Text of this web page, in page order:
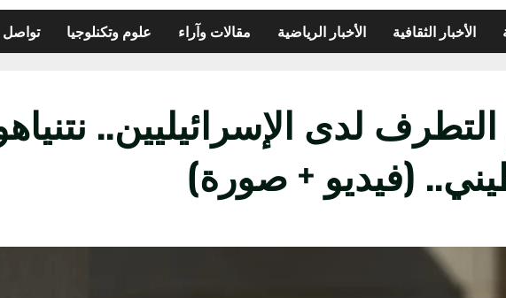
الأخبار الثقافية الأخبار الرياضية مقالات وآراء علوم وتكنلوجيا تواصل
لدى الإسرائيليين..
(فيديو + صورة)